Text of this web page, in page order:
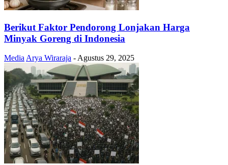
Berikut Faktor Pendorong Lonjakan Harga
Minyak Goreng di Indonesia
Media Arya Wiraraja - Agustus 29, 2025